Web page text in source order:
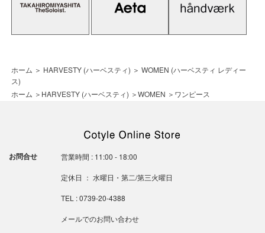
ホーム ＞ HARVESTY (ハーベスティ) ＞ WOMEN (ハーベスティ レディー
ス)
ホーム ＞ HARVESTY (ハーベスティ) ＞WOMEN ＞ ワンピース
お問合せ 営業時間 : 11:00 - 18:00
定休日 ： 水曜日・第二/第三火曜日
TEL : 0739-20-4388
メールでのお問い合わせ